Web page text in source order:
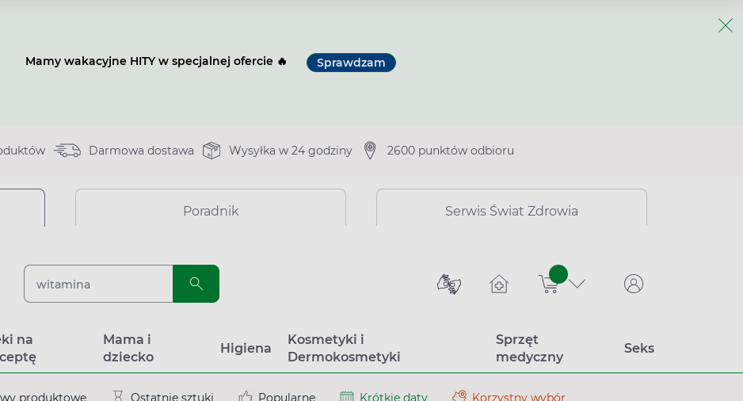
Mamy wakacyjne HITY w specjalnej ofercie 🔥 Sprawdzam
Darmowa dostawa Wysyłka w 24 godziny 2600 punktów odbioru
Poradnik Serwis Świat Zdrowia
sztuk
na
Mama i
dziecko
Higiena
Kosmetyki i
Dermokosmetyki
Sprzęt
medyczny
Seks
produktowe Ostatnie sztuki Popularne Krótkie daty Korzystny wybór